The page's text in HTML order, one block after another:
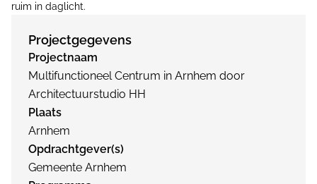
ruim in daglicht.
Projectgegevens
Projectnaam
Multifunctioneel Centrum in Arnhem door
Architectuurstudio HH
Plaats
Arnhem
Opdrachtgever(s)
Gemeente Arnhem